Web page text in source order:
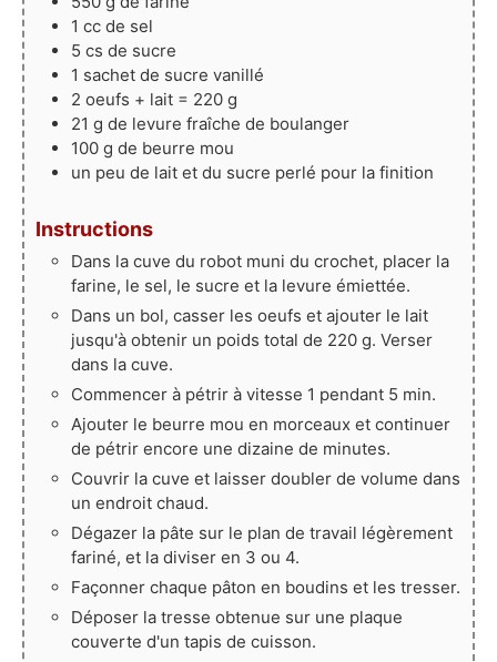
1 cc de sel
5 cs de sucre
1 sachet de sucre vanillé
2 oeufs + lait = 220 g
21 g de levure fraîche de boulanger
100 g de beurre mou
un peu de lait et du sucre perlé pour la finition
Instructions
Dans la cuve du robot muni du crochet, placer la
farine, le sel, le sucre et la levure émiettée.
Dans un bol, casser les oeufs et ajouter le lait
jusqu'à obtenir un poids total de 220 g. Verser
dans la cuve.
Commencer à pétrir à vitesse 1 pendant 5 min.
Ajouter le beurre mou en morceaux et continuer
de pétrir encore une dizaine de minutes.
Couvrir la cuve et laisser doubler de volume dans
un endroit chaud.
Dégazer la pâte sur le plan de travail légèrement
fariné, et la diviser en 3 ou 4.
Façonner chaque pâton en boudins et les tresser.
Déposer la tresse obtenue sur une plaque
couverte d'un tapis de cuisson.